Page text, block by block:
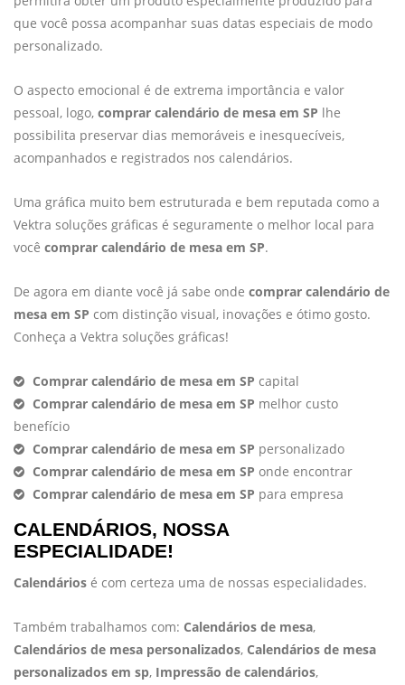
que você possa acompanhar suas datas especiais de modo
personalizado.
O aspecto emocional é de extrema importância e valor
pessoal, logo, comprar calendário de mesa em SP lhe
possibilita preservar dias memoráveis e inesquecíveis,
acompanhados e registrados nos calendários.
Uma gráfica muito bem estruturada e bem reputada como a
Vektra soluções gráficas é seguramente o melhor local para
você comprar calendário de mesa em SP.
De agora em diante você já sabe onde comprar calendário de
mesa em SP com distinção visual, inovações e ótimo gosto.
Conheça a Vektra soluções gráficas!
Comprar calendário de mesa em SP capital
Comprar calendário de mesa em SP melhor custo
benefício
Comprar calendário de mesa em SP personalizado
Comprar calendário de mesa em SP onde encontrar
Comprar calendário de mesa em SP para empresa
CALENDÁRIOS, NOSSA
ESPECIALIDADE!
Calendários é com certeza uma de nossas especialidades.
Também trabalhamos com: Calendários de mesa,
Calendários de mesa personalizados, Calendários de mesa
personalizados em sp, Impressão de calendários,